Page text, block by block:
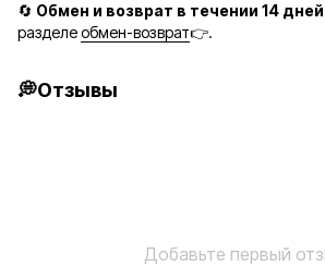
🔄 Обмен и возврат в течении 14 дней
разделеобмен-возврат👉.
💭Отзывы
Добавьте первый